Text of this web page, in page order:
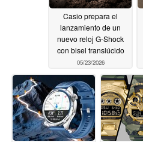
Casio prepara el
lanzamiento de un
nuevo reloj G-Shock
con bisel translúcido
05/23/2026